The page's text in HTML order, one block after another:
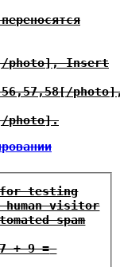
photo], Insert
photo].
testing
human visitor
spam
7 + 9 =